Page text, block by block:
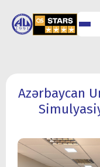
ELMİ
TƏDQİQAT
Azərbaycan